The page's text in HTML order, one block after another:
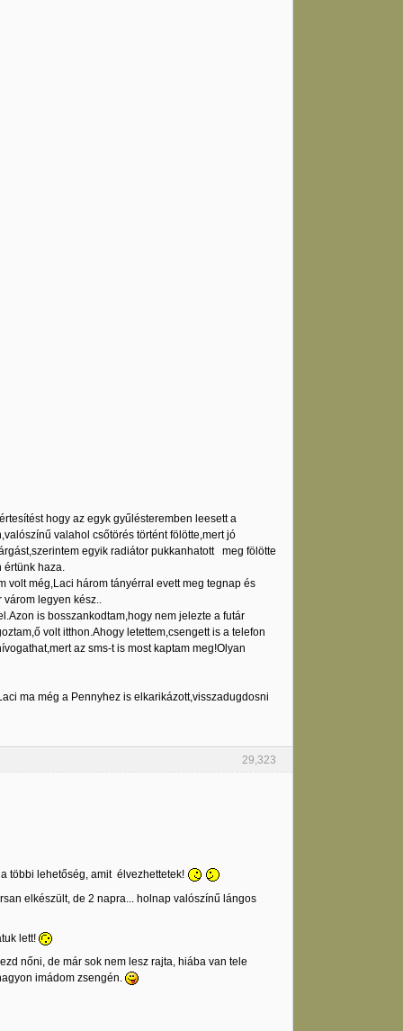
hogy az egyk gyűlésteremben leesett a
valahol csőtörés történt fölötte,mert jó
egyik radiátor pukkanhatott meg fölötte
értünk haza.
volt még,Laci három tányérral evett meg tegnap és
várom legyen kész..
is bosszankodtam,hogy nem jelezte a futár
volt itthon.Ahogy letettem,csengett is a telefon
az sms-t is most kaptam meg!Olyan
ma még a Pennyhez is elkarikázott,visszadugdosni
29,323
többi lehetőség, amit élvezhettetek!
elkészült, de 2 napra... holnap valószínű lángos
lett!
nőni, de már sok nem lesz rajta, hiába van tele
imádom zsengén.